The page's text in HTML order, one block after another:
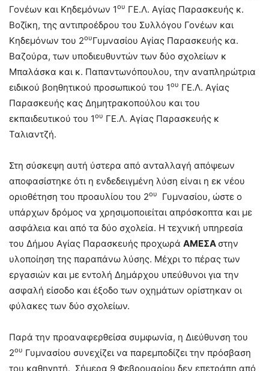
Γονέων και Κηδεμόνων 1ου ΓΕ.Λ. Αγίας Παρασκευής κ.
Βοζίκη, της αντιπροέδρου του Συλλόγου Γονέων και
Κηδεμόνων του 2ουΓυμνασίου Αγίας Παρασκευής κα.
Βαζούρα, των υποδιευθυντών των δύο σχολείων κ
Μπαλάσκα και κ. Παπαντωνόπουλου, την αναπληρώτρια
ειδικού βοηθητικού προσωπικού του 1ου ΓΕ.Λ. Αγίας
Παρασκευής κας Δημητρακοπούλου και του
εκπαιδευτικού του 1ου ΓΕ.Λ. Αγίας Παρασκευής κ
Ταλιαντζή.
Στη σύσκεψη αυτή ύστερα από ανταλλαγή απόψεων
αποφασίστηκε ότι η ενδεδειγμένη λύση είναι η εκ νέου
οριοθέτηση του προαυλίου του 2ου
Γυμνασίου, ώστε ο
υπάρχων δρόμος να χρησιμοποιείται απρόσκοπτα και με
ασφάλεια και από τα δύο σχολεία. Η τεχνική υπηρεσία
του Δήμου Αγίας Παρασκευής προχωρά ΑΜΕΣΑ στην
υλοποίηση της παραπάνω λύσης. Μέχρι το πέρας των
εργασιών και με εντολή Δημάρχου υπεύθυνοι για την
ασφαλή είσοδο και έξοδο των οχημάτων ορίστηκαν οι
φύλακες των δύο σχολείων.
Παρά την προαναφερθείσα συμφωνία, η Διεύθυνση του
2ου Γυμνασίου συνεχίζει να παρεμποδίζει την πρόσβαση
του καθηγητή. Σήμερα 9 Φεβρουαρίου δεν επετράπη από